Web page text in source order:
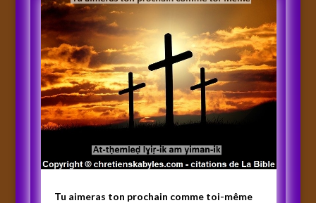
Tu aimeras ton prochain comme toi-même